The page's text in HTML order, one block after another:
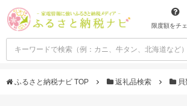
限度額をチ
ふるさと納税ナビ TOP 返礼品検索 貝